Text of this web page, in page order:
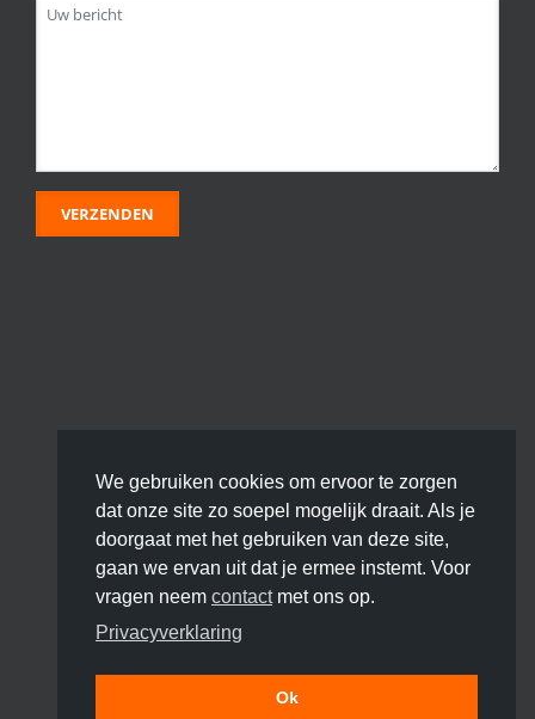
We gebruiken cookies om ervoor te zorgen
dat onze site zo soepel mogelijk draait. Als je
doorgaat met het gebruiken van deze site,
gaan we ervan uit dat je ermee instemt. Voor
vragen neem contactmet ons op.
Privacyverklaring
Ok